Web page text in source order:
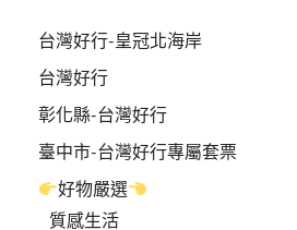
台灣好行-皇冠北海岸
台灣好行
彰化縣-台灣好行
臺中市-台灣好行專屬套票
好物嚴選
質感生活